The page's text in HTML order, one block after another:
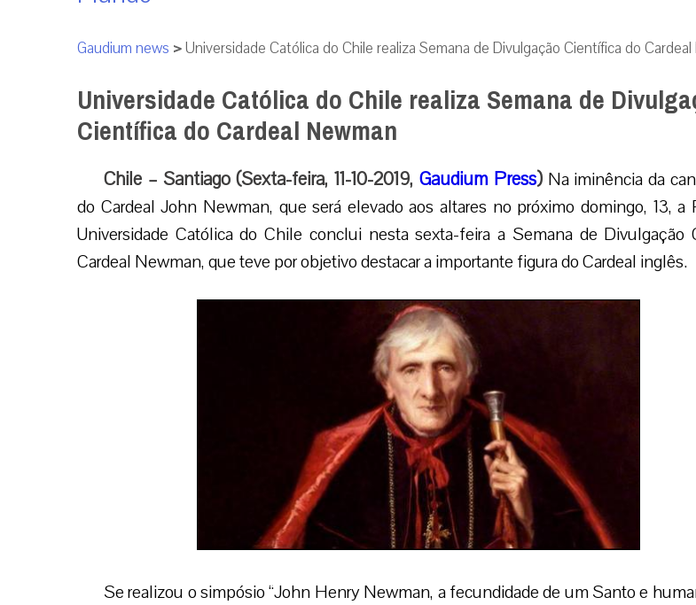
Gaudium news >Universidade Católica do Chile realiza Semana de Divulgação Científica do
Universidade Católica do Chile realiza Semana de
Científica do Cardeal Newman
Chile – Santiago (Sexta-feira, 11-10-2019, Gaudium Press)Na iminência da
do Cardeal John Newman, que será elevado aos altares no próximo domingo, 13, a
Universidade Católica do Chile conclui nesta sexta-feira a Semana de Divulgação
Cardeal Newman, que teve por objetivo destacar a importante figura do Cardeal inglês.
Se realizou o simpósio “John Henry Newman, a fecundidade de um Santo e